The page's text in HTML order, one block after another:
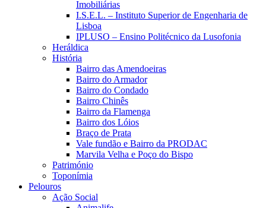
Imobiliárias
I.S.E.L. – Instituto Superior de Engenharia de
Lisboa
IPLUSO – Ensino Politécnico da Lusofonia
Heráldica
História
Bairro das Amendoeiras
Bairro do Armador
Bairro do Condado
Bairro Chinês
Bairro da Flamenga
Bairro dos Lóios
Braço de Prata
Vale fundão e Bairro da PRODAC
Marvila Velha e Poço do Bispo
Património
Toponímia
Pelouros
Ação Social